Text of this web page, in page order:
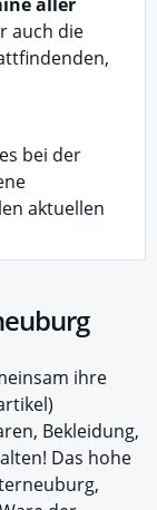
auch die
bei der
aktuellen
ihre
Bekleidung,
Das hohe